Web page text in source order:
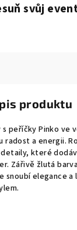
svůj
produktu
peříčky Pinko ve
radost a energii.
které
Zářivě žlutá
snoubí elegance a